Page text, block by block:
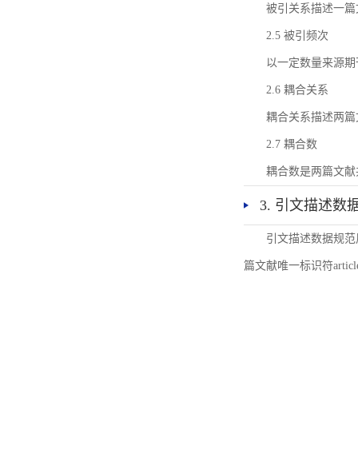
被引关系描述一
2.5 被引频次
以一定数量来源
2.6 耦合关系
耦合关系描述两
2.7 耦合数
耦合数是两篇文
3. 引文描述数
引文描述数据规
篇文献唯一标识符